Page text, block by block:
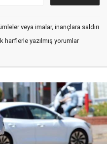
veya imalar, inançlara saldırı
harflerle yazılmış yorumlar